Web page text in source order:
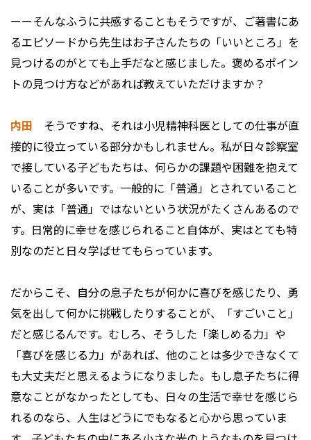
ーーそんなふうに共感することもそうですが、ご著書にあ
るエピソードから先生はお子さんたちの「いいところ」を
見つけるのがとても上手だなと感じました。褒めるポイン
トの見つけ方などがあれば教えていただけますか？
内田 そうですね、それは小児精神科医としての仕事が直
接的に役立っている部分かもしれません。私が日々診察室
で接している子どもたちは、何らかの課題や困難を抱えて
いることが多いです。一般的に「普通」とされていること
が、実は「普通」ではないという状況がたくさんあるので
す。日常的に幸せを感じられること自体が、実はとても特
別なのだと日々学ばせてもらっています。
だからこそ、自分の息子たちが何かに喜びを感じたり、勇
気を出して何かに挑戦したりすることが、「すごいこと」
だと感じるんです。むしろ、そうした「楽しめる力」や
「喜びを感じる力」があれば、他のことは多少できなくて
も大丈夫だと思えるようになりました。もし息子たちに得
意なことがなかったとしても、日々の生活で幸せを感じら
れるのなら、人生はどうにでもなると心から思っていま